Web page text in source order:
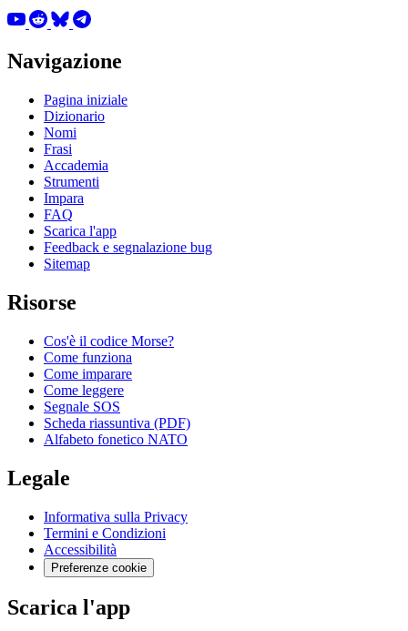
Navigazione
Pagina iniziale
Dizionario
Nomi
Frasi
Accademia
Strumenti
Impara
FAQ
Scarica l'app
Feedback e segnalazione bug
Sitemap
Risorse
Cos'è il codice Morse?
Come funziona
Come imparare
Come leggere
Segnale SOS
Scheda riassuntiva (PDF)
Alfabeto fonetico NATO
Legale
Informativa sulla Privacy
Termini e Condizioni
Accessibilità
Preferenze cookie
Scarica l'app